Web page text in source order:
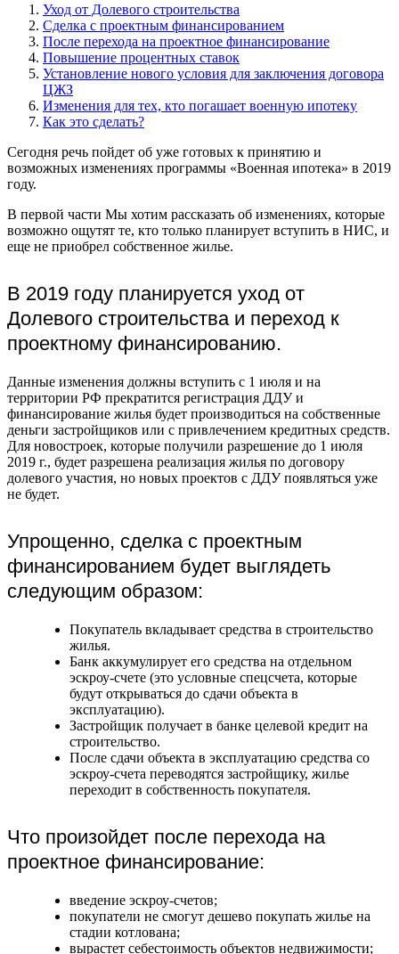
Уход от Долевого строительства
Сделка с проектным финансированием
После перехода на проектное финансирование
Повышение процентных ставок
Установление нового условия для заключения договора
ЦЖЗ
Изменения для тех, кто погашает военную ипотеку
Как это сделать?
Сегодня речь пойдет об уже готовых к принятию и
возможных изменениях программы «Военная ипотека» в 2019
году.
В первой части Мы хотим рассказать об изменениях, которые
возможно ощутят те, кто только планирует вступить в НИС, и
еще не приобрел собственное жилье.
В 2019 году планируется уход от
Долевого строительства и переход к
проектному финансированию.
Данные изменения должны вступить с 1 июля и на
территории РФ прекратится регистрация ДДУ и
финансирование жилья будет производиться на собственные
деньги застройщиков или с привлечением кредитных средств.
Для новостроек, которые получили разрешение до 1 июля
2019 г., будет разрешена реализация жилья по договору
долевого участия, но новых проектов с ДДУ появляться уже
не будет.
Упрощенно, сделка с проектным
финансированием будет выглядеть
следующим образом:
Покупатель вкладывает средства в строительство
жилья.
Банк аккумулирует его средства на отдельном
эскроу-счете (это условные спецсчета, которые
будут открываться до сдачи объекта в
эксплуатацию).
Застройщик получает в банке целевой кредит на
строительство.
После сдачи объекта в эксплуатацию средства со
эскроу-счета переводятся застройщику, жилье
переходит в собственность покупателя.
Что произойдет после перехода на
проектное финансирование:
введение эскроу-счетов;
покупатели не смогут дешево покупать жилье на
стадии котлована;
вырастет себестоимость объектов недвижимости;